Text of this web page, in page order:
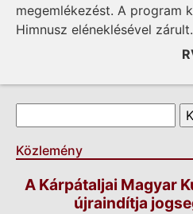
megemlékezést. A program
Himnusz eléneklésével zárult.
Keresés űrlap
Közlemény
A Kárpátaljai Magyar
újraindítja